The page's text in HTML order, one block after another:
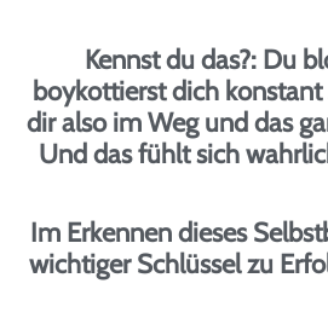
Kennst du das?: Du
boykottierst dich
dir also im Weg und das
Und das fühlt sich
Im Erkennen dieses
wichtiger Schlüssel zu